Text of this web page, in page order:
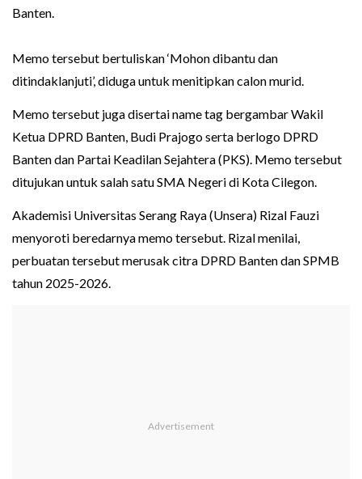
Banten.
Memo tersebut bertuliskan ‘Mohon dibantu dan
ditindaklanjuti’, diduga untuk menitipkan calon murid.
Memo tersebut juga disertai name tag bergambar Wakil
Ketua DPRD Banten, Budi Prajogo serta berlogo DPRD
Banten dan Partai Keadilan Sejahtera (PKS). Memo tersebut
ditujukan untuk salah satu SMA Negeri di Kota Cilegon.
Akademisi Universitas Serang Raya (Unsera) Rizal Fauzi
menyoroti beredarnya memo tersebut. Rizal menilai,
perbuatan tersebut merusak citra DPRD Banten dan SPMB
tahun 2025-2026.